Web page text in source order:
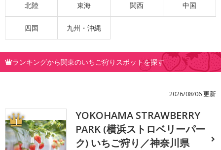
北陸 東海 関西 中国
四国 九州・沖縄
ランキングから関東のいちご狩りスポットを探す
2026/08/06 更新
1
YOKOHAMA STRAWBERRY
PARK (横浜ストロベリーパー
ク) いちご狩り／神奈川県